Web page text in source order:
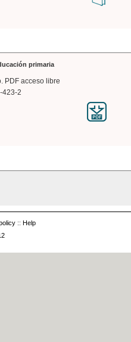
primaria
PDF acceso libre
423-2
:: Help